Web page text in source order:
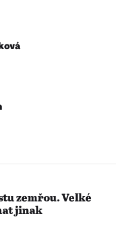
zemřou. Velké
jinak